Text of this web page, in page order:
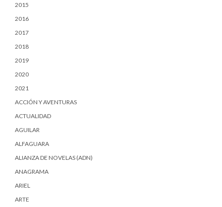
2015
2016
2017
2018
2019
2020
2021
ACCIÓN Y AVENTURAS
ACTUALIDAD
AGUILAR
ALFAGUARA
ALIANZA DE NOVELAS (ADN)
ANAGRAMA
ARIEL
ARTE